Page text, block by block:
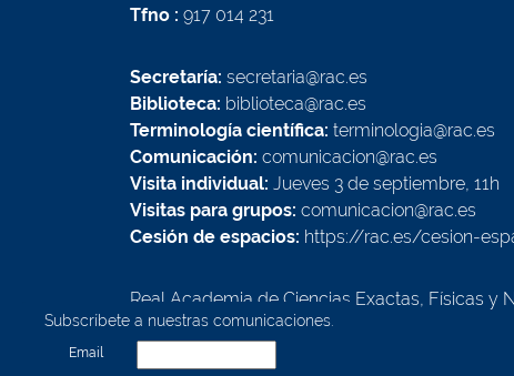
Tfno : 917 014 231
Secretaría: secretaria@rac.es
Biblioteca: biblioteca@rac.es
Terminología científica: terminologia@rac.es
Comunicación: comunicacion@rac.es
Visita individual: Jueves 3 de septiembre, 11h
Visitas para grupos: comunicacion@rac.es
Cesión de espacios: https://rac.es/cesion-
Real Academia de Ciencias Exactas, Físicas y
Calle Valverde, 22
Subscríbete a nuestras comunicaciones.
Email